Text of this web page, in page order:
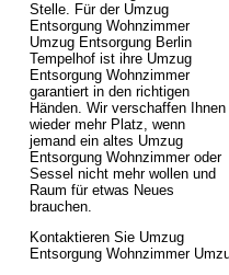
Stelle. Für der Umzug
Entsorgung Wohnzimmer
Umzug Entsorgung Berlin
Tempelhof ist ihre Umzug
Entsorgung Wohnzimmer
garantiert in den richtigen
Händen. Wir verschaffen Ihnen
wieder mehr Platz, wenn
jemand ein altes Umzug
Entsorgung Wohnzimmer oder
Sessel nicht mehr wollen und
Raum für etwas Neues
brauchen.
Kontaktieren Sie Umzug
Entsorgung Wohnzimmer